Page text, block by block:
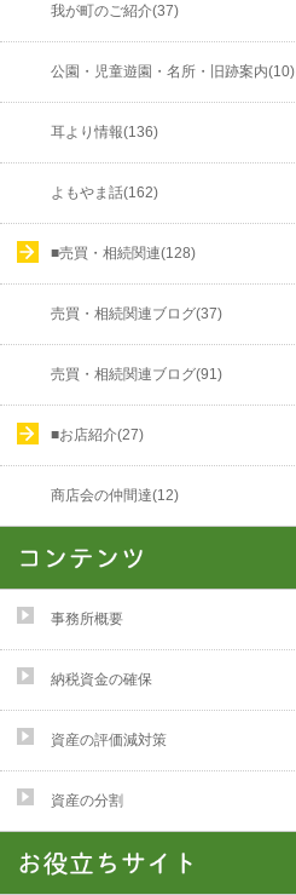
我が町のご紹介(37)
公園・児童遊園・名所・旧跡案内(10)
耳より情報(136)
よもやま話(162)
■売買・相続関連(128)
売買・相続関連ブログ(37)
売買・相続関連ブログ(91)
■お店紹介(27)
商店会の仲間達(12)
事務所概要
納税資金の確保
資産の評価減対策
資産の分割